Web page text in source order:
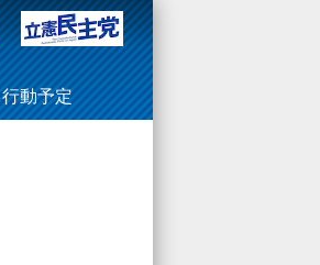
行動予定